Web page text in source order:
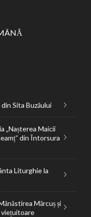
din Sita Buzăului
„Nașterea Maicii
din Întorsura
Liturghie la
Mărcuș și
viețuitoare